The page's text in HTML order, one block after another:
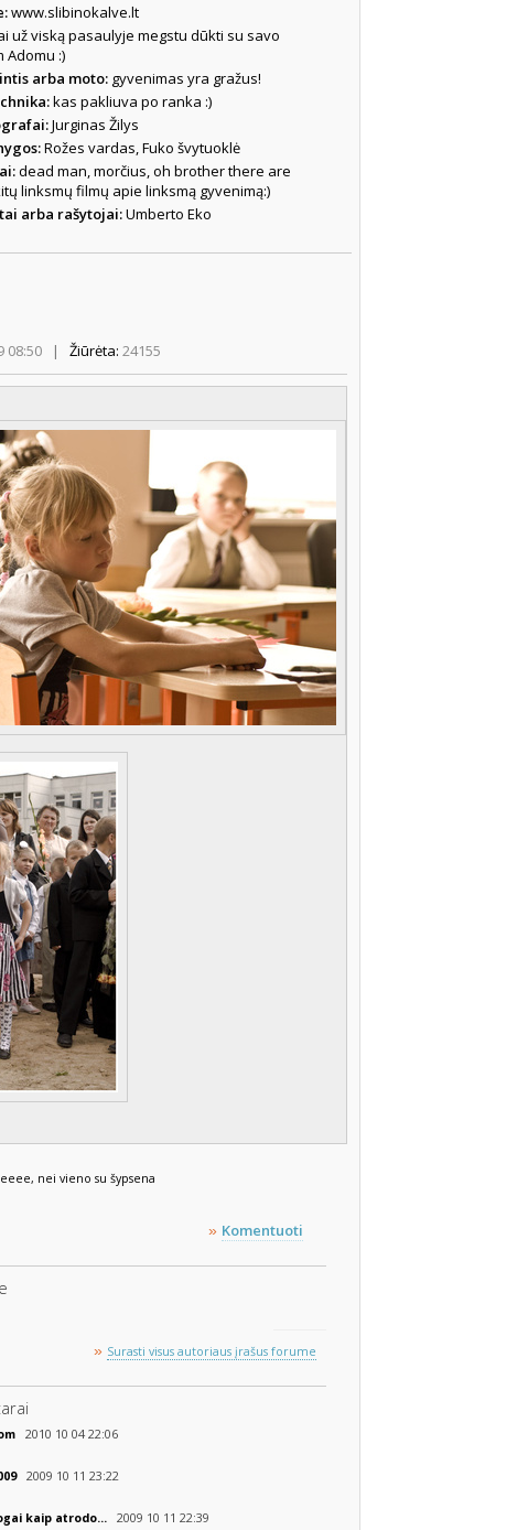
www.slibinokalve.lt
už viską pasaulyje megstu dūkti su savo
Adomu :)
arba moto: gyvenimas yra gražus!
kas pakliuva po ranka :)
Jurginas Žilys
Rožes vardas, Fuko švytuoklė
dead man, morčius, oh brother there are
linksmų filmų apie linksmą gyvenimą:)
arba rašytojai:Umberto Eko
08:50 | Žiūrėta: 24155
nei vieno su šypsena
» Komentuoti
» Surasti visus autoriaus įrašus forume
2010 10 04 22:06
2009 10 11 23:22
kaip atrodo... 2009 10 11 22:39